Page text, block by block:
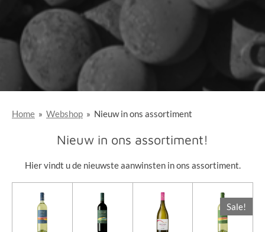
Home » Webshop » Nieuw in ons assortiment
Nieuw in ons assortiment!
Hier vindt u de nieuwste aanwinsten in ons assortiment.
Sale!